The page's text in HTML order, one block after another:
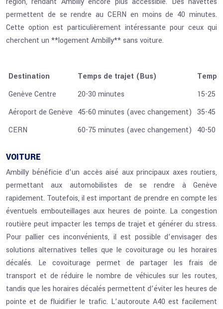
permettent de se rendre au CERN en moins de 40 minutes.
Cette option est particulièrement intéressante pour ceux qui
cherchent un **logement Ambilly** sans voiture.
Destination Temps de trajet (Bus)
Genève Centre
20-30 minutes
15-25
Aéroport de Genève 45-60 minutes (avec changement) 35-45
CERN
60-75 minutes (avec changement) 40-50
VOITURE
Ambilly bénéficie d’un accès aisé aux principaux axes routiers,
permettant aux automobilistes de se rendre à Genève
rapidement. Toutefois, il est important de prendre en compte les
éventuels embouteillages aux heures de pointe. La congestion
routière peut impacter les temps de trajet et générer du stress.
Pour pallier ces inconvénients, il est possible d’envisager des
solutions alternatives telles que le covoiturage ou les horaires
décalés. Le covoiturage permet de partager les frais de
transport et de réduire le nombre de véhicules sur les routes,
tandis que les horaires décalés permettent d’éviter les heures de
pointe et de fluidifier le trafic. L’autoroute A40 est facilement